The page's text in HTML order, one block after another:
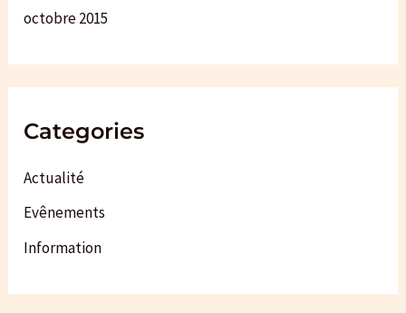
octobre 2015
Categories
Actualité
Evênements
Information